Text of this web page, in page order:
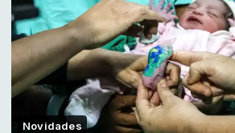
Novidades